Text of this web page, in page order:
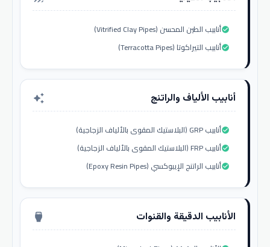
أنابيب الطين المحسن (Vitrified Clay Pipes)check_circle
أنابيب التيراكوتا (Terracotta Pipes)check_circle
أنابيب الألياف والراتنج auto_awesome
أنابيب GRP (البلاستيك المقوى بالألياف الزجاجية)check_circle
أنابيب FRP (البلاستيك المقوى بالألياف الزجاجية)check_circle
أنابيب الراتنج الإيبوكسي (Epoxy Resin Pipes)check_circle
الأنابيب الدقيقة والقنوات settings_input_hdmi